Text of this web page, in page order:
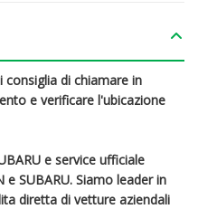
consiglia di chiamare in
e verificare l'ubicazione
e service ufficiale
e SUBARU. Siamo leader in
diretta di vetture aziendali